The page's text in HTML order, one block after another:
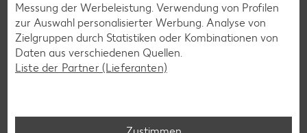
Messung der Werbeleistung. Verwendung von Profilen
zur Auswahl personalisierter Werbung. Analyse von
Zielgruppen durch Statistiken oder Kombinationen von
Daten aus verschiedenen Quellen.
Liste der Partner (Lieferanten)